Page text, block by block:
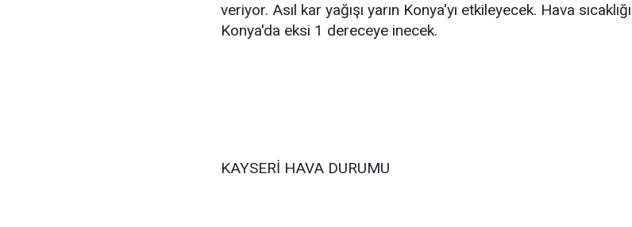
veriyor. Asıl kar yağışı yarın Konya'yı etkileyecek. Hava sıcaklığı
Konya'da eksi 1 dereceye inecek.
KAYSERİ HAVA DURUMU